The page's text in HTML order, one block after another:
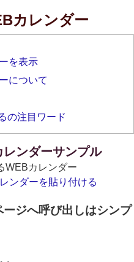
カレンダー
を表示
について
の注目ワード
ンダーサンプル
WEBカレンダー
ンダーを貼り付ける
ジへ呼び出しはシンプ